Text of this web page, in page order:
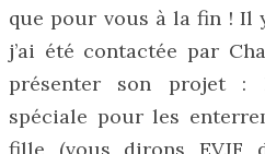
que pour vous à la fin ! Il
j’ai été contactée par
présenter son projet :
spéciale pour les